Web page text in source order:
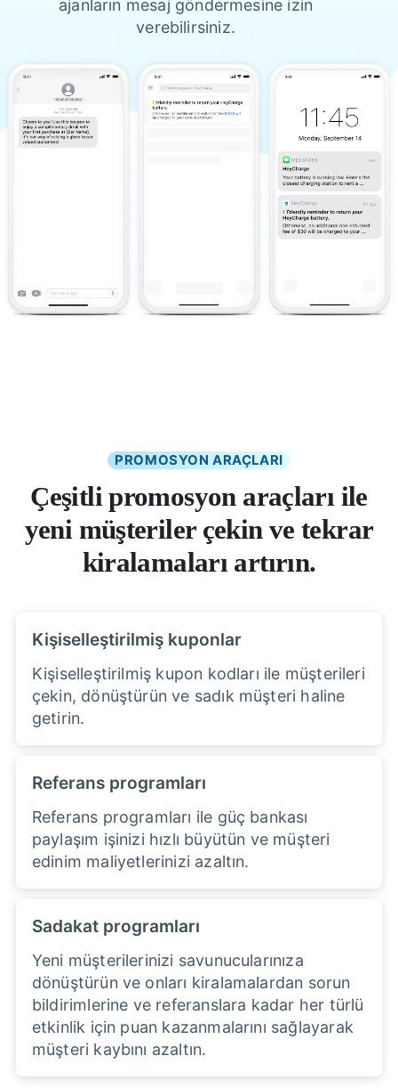
ajanların mesaj göndermesine izin
verebilirsiniz.
PROMOSYON ARAÇLARI
Çeşitli promosyon araçları ile
yeni müşteriler çekin ve tekrar
kiralamaları artırın.
Kişiselleştirilmiş kuponlar
Kişiselleştirilmiş kupon kodları ile müşterileri
çekin, dönüştürün ve sadık müşteri haline
getirin.
Referans programları
Referans programları ile güç bankası
paylaşım işinizi hızlı büyütün ve müşteri
edinim maliyetlerinizi azaltın.
Sadakat programları
Yeni müşterilerinizi savunucularınıza
dönüştürün ve onları kiralamalardan sorun
bildirimlerine ve referanslara kadar her türlü
etkinlik için puan kazanmalarını sağlayarak
müşteri kaybını azaltın.